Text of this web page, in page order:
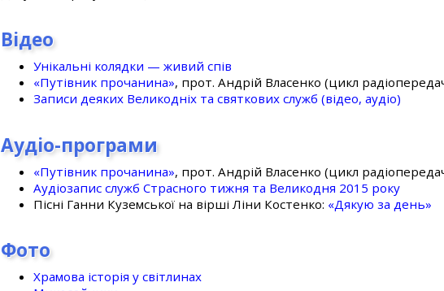
Відео
Унікальні колядки — живий спів
«Путівник прочанина», прот. Андрій Власенко (цикл
Записи деяких Великодніх та святкових служб (відео, аудіо)
Аудіо-програми
«Путівник прочанина», прот. Андрій Власенко (цикл
Аудіозапис служб Страсного тижня та Великодня 2015 року
Пісні Ганни Куземської на вірші Ліни Костенко: «Дякую за день»
Фото
Храмова історія у світлинах